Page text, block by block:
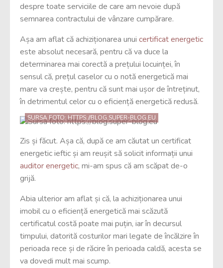
despre toate serviciile de care am nevoie după
semnarea contractului de vânzare cumpărare.
Așa am aflat că achiziționarea unui certificat energetic
este absolut necesară, pentru că va duce la
determinarea mai corectă a prețului locuinței, în
sensul că, prețul caselor cu o notă energetică mai
mare va crește, pentru că sunt mai ușor de întreținut,
în detrimentul celor cu o eficiență energetică redusă.
SURSA FOTO: HTTPS://BLOG.SUPER-BLOG.EU
Zis și făcut. Așa că, după ce am căutat un certificat
energetic ieftic și am reușit să solicit informații unui
auditor energetic, mi-am spus că am scăpat de-o
grijă.
Abia ulterior am aflat și că, la achiziționarea unui
imobil cu o eficiență energetică mai scăzută
certificatul costă poate mai puțin, iar în decursul
timpului, datorită costurilor mari legate de încălzire în
perioada rece și de răcire în perioada caldă, acesta se
va dovedi mult mai scump.